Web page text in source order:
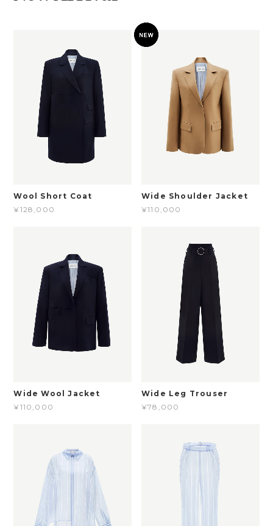
Wool Short Coat
¥128,000
Wide Shoulder Jacket
¥110,000
Wide Wool Jacket
¥110,000
Wide Leg Trouser
¥78,000